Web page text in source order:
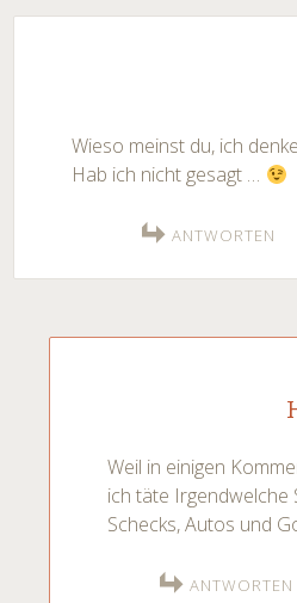
Wieso meinst du, ich
Hab ich nicht gesagt …
ANTWORTEN
Weil in einigen
ich täte Irgendwelche
Schecks, Autos und
ANTWORTEN